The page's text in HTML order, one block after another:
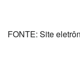
FONTE: Site